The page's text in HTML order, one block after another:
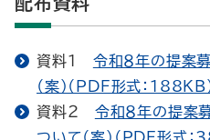
資料１ 令和８年の提案
（案）（PDF形式：188KB
資料２ 令和８年の提案